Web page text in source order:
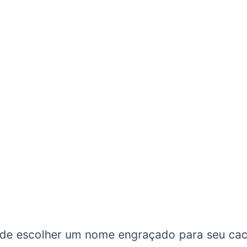
escolher um nome engraçado para seu